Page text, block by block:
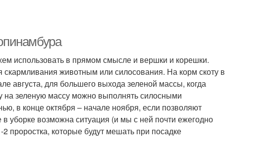
использовать в прямом смысле и вершки и корешки.
животным или силосования. На корм скоту в
августа, для большего выхода зеленой массы, когда
на зеленую массу можно выполнять силосными
в конце октября – начале ноября, если позволяют
уборке возможна ситуация (и мы с ней почти ежегодно
проростка, которые будут мешать при посадке